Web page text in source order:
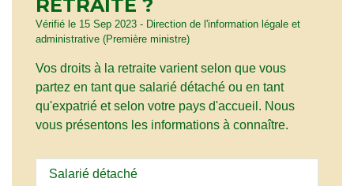
RETRAITE ?
Vérifié le 15 Sep 2023 - Direction de l'information légale et
administrative (Première ministre)
Vos droits à la retraite varient selon que vous
partez en tant que salarié détaché ou en tant
qu'expatrié et selon votre pays d'accueil. Nous
vous présentons les informations à connaître.
Salarié détaché